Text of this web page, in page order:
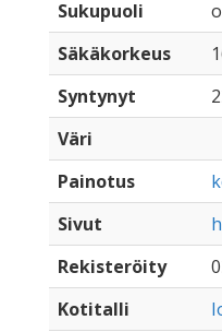
Sukupuoli
Säkäkorkeus
Syntynyt
Väri
Painotus
Sivut
Rekisteröity
Kotitalli